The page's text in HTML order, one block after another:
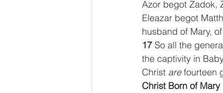
Azor begot Zadok,
Eleazar begot
husband of Mary,
17 So all the
the captivity in
Christ are fourteen
Christ Born of Mary